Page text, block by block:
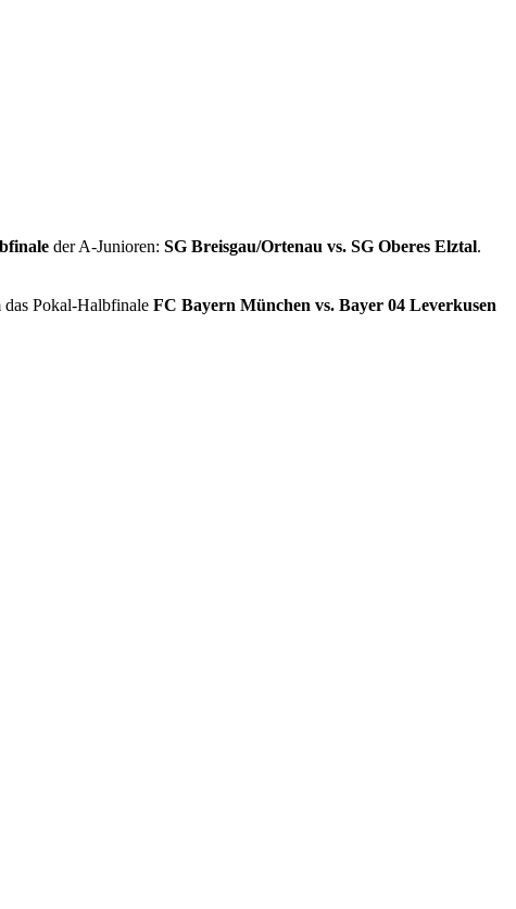
der A‑Junioren: SG Breisgau/Ortenau vs. SG Oberes Elztal.
Pokal‑Halbfinale FC Bayern München vs. Bayer 04 Leverkusen